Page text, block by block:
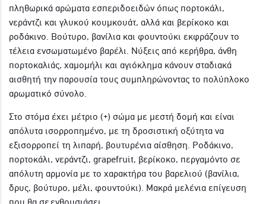
πληθωρικά αρώματα εσπεριδοειδών όπως πορτοκάλι,
νεράντζι και γλυκού κουμκουάτ, αλλά και βερίκοκο και
ροδάκινο. Βούτυρο, βανίλια και φουντούκι εκφράζουν το
τέλεια ενσωματωμένο βαρέλι. Νύξεις από κερήθρα, άνθη
πορτοκαλιάς, χαμομήλι και αγιόκλημα κάνουν σταδιακά
αισθητή την παρουσία τους συμπληρώνοντας το πολύπλοκο
αρωματικό σύνολο.
Στο στόμα έχει μέτριο (+) σώμα με μεστή δομή και είναι
απόλυτα ισορροπημένο, με τη δροσιστική οξύτητα να
εξισορροπεί τη λιπαρή, βουτυρένια αίσθηση. Ροδάκινο,
πορτοκάλι, νεράντζι, grapefruit, βερίκοκο, περγαμόντο σε
απόλυτη αρμονία με το χαρακτήρα του βαρελιού (βανίλια,
δρυς, βούτυρο, μέλι, φουντούκι). Μακρά μελένια επίγευση